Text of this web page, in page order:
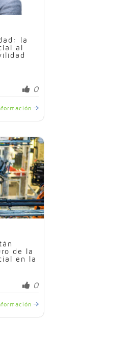
la
al
0
de la
en la
0